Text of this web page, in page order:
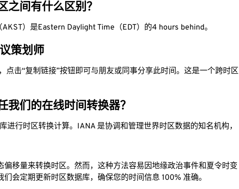
之间有什么区别？
）是Eastern Daylight Time（EDT）的4 hours behind。
策划师
点击“复制链接”按钮即可与朋友或同事分享此时间。这是一个跨时区
我们的在线时间转换器？
进行时区转换计算。IANA 是协调和管理世界时区数据的知名机构，
偏移量来转换时区。然而，这种方法容易因地缘政治事件和夏令时变
会定期更新时区数据库，确保您的时间信息 100% 准确。